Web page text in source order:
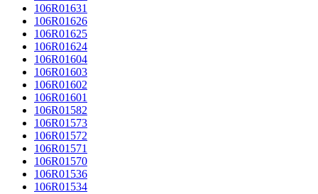
106R01631
106R01626
106R01625
106R01624
106R01604
106R01603
106R01602
106R01601
106R01582
106R01573
106R01572
106R01571
106R01570
106R01536
106R01534